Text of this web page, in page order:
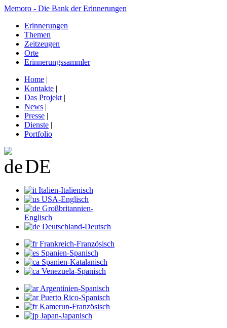
Memoro - Die Bank der Erinnerungen
Erinnerungen
Themen
Zeitzeugen
Orte
Erinnerungssammler
Home |
Kontakte |
Das Projekt |
News |
Presse |
Dienste |
Portfolio
DE
Italien-Italienisch
USA-Englisch
Großbritannien-
Englisch
Deutschland-Deutsch
Frankreich-Französisch
Spanien-Spanisch
Spanien-Katalanisch
Venezuela-Spanisch
Argentinien-Spanisch
Puerto Rico-Spanisch
Kamerun-Französisch
Japan-Japanisch